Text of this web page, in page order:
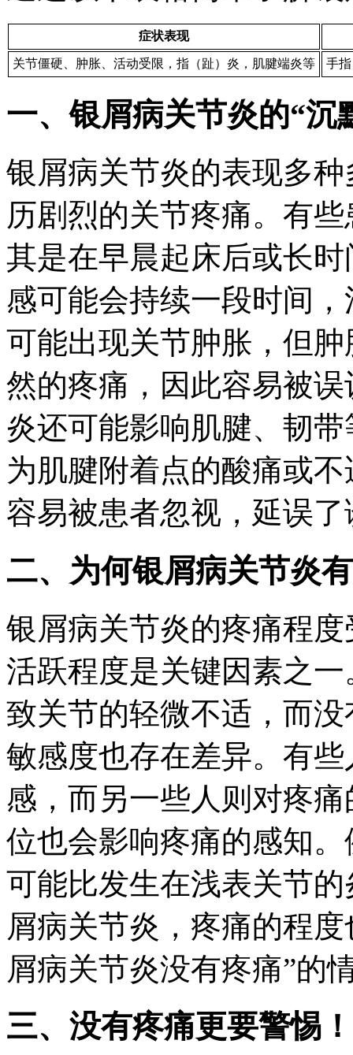
症状表现
关节僵硬、肿胀、活动受限，指（趾）炎，肌腱端炎等 手
一、银屑病关节炎的“沉
银屑病关节炎的表现多
历剧烈的关节疼痛。有
其是在早晨起床后或长
感可能会持续一段时间
可能出现关节肿胀，但
然的疼痛，因此容易被
炎还可能影响肌腱、韧
为肌腱附着点的酸痛或
容易被患者忽视，延误了
二、为何银屑病关节炎
银屑病关节炎的疼痛程
活跃程度是关键因素之
致关节的轻微不适，而
敏感度也存在差异。有
感，而另一些人则对疼
位也会影响疼痛的感知
可能比发生在浅表关节
屑病关节炎，疼痛的程
屑病关节炎没有疼痛”的
三、没有疼痛更要警惕！